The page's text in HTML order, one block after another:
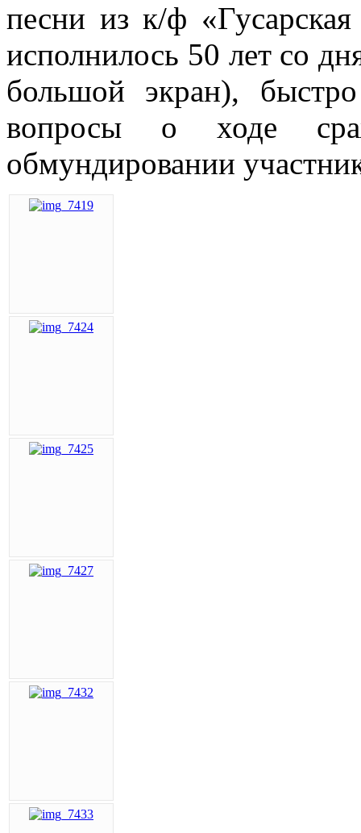
песни из к/ф
исполнилось 50 лет со
большой экран),
вопросы о ходе
обмундировании